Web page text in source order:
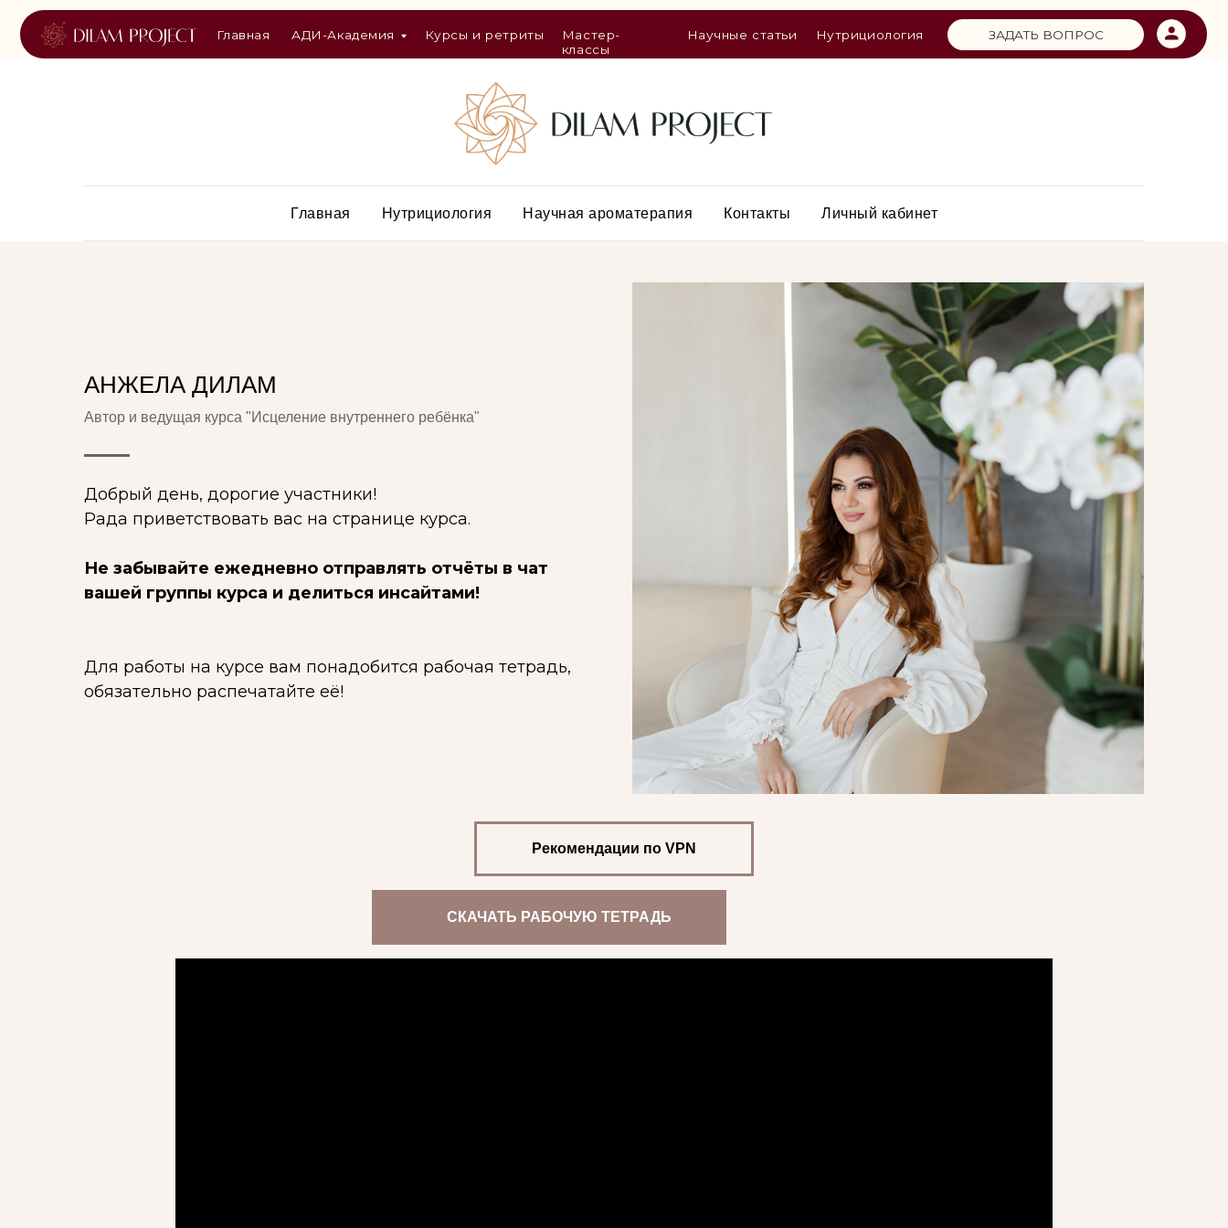
ЗАДАТЬ ВОПРОС
Нутрициология
Научные статьи
Мастер-
классы
Курсы и ретриты
АДИ-Академия
Главная
Главная Нутрициология Научная ароматерапия Контакты Личный кабинет
АНЖЕЛА ДИЛАМ
Автор и ведущая курса "Исцеление внутреннего ребёнка"
Добрый день, дорогие участники!
Рада приветствовать вас на странице курса.
Не забывайте ежедневно отправлять отчёты в чат
вашей группы курса и делиться инсайтами!
Для работы на курсе вам понадобится рабочая тетрадь,
обязательно распечатайте её!
Рекомендации по VPN
СКАЧАТЬ РАБОЧУЮ ТЕТРАДЬ